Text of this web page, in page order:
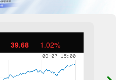
39.68 1.02%